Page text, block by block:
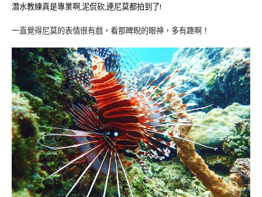
潛水教練真是專業啊,泥侃砍,連尼莫都拍到了!
一直覺得尼莫的表情很有戲，看那睥睨的眼神，多有趣啊！